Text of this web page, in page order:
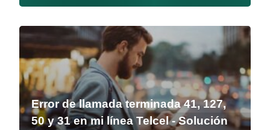
Error de llamada terminada 41, 127,
50 y 31 en mi línea Telcel - Solución